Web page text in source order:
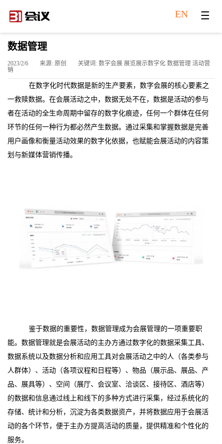
EN
数据管理
2023/2/6 来源: 原创
关键词: 数字会展 展览展示数字化 数据管理 活动营
销
在数字化时代数据是新的生产要素，数字会展的核心要素之
一救赎数据。在会展活动之中，数据无处不在，数据是活动的参与
者在活动的全生命周期中留存的数字化痕迹，任何一个群体在任何
环节的任何一种行为都必然产生数据。通过采集和掌握数据是完善
用户画像和衡量活动效果的数字化依据，也赋能会展活动的内容策
划与新媒体营销传播。
鉴于数据的重要性，数据管理成为会展管理的一项重要职
能。数据管理就是会展活动的主办方通过数字化的数据采集工具、
数据系统以及数据分析和应用工具对会展活动之中的人（各类参与
人群体）、活动（各项议程和日程等）、物品（展示品、展品、产
品、展具等）、空间（展厅、会议室、洽谈区、接待区、酒店等）
的数据和信息通过线上和线下的多种方式进行采集，经过系统化的
存储、统计和分析，沉淀为各类数据资产，并将数据应用于会展活
动的各个环节，便于主办方提高活动的质量，提供精准和个性化的
服务。